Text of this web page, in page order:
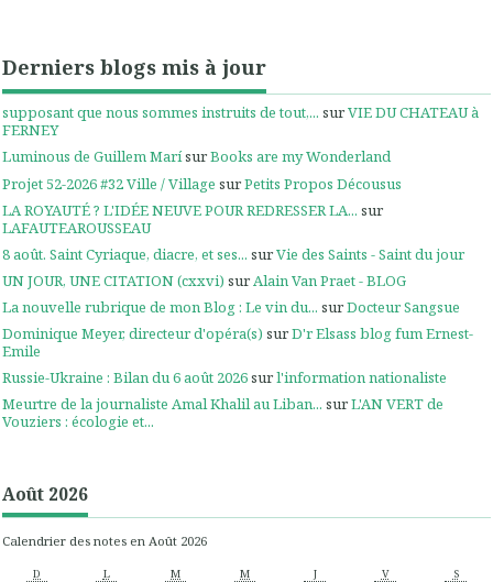
Derniers blogs mis à jour
supposant que nous sommes instruits de tout,... surVIE DU CHATEAU à
FERNEY
Luminous de Guillem MarísurBooks are my Wonderland
Projet 52-2026 #32 Ville / Village surPetits Propos Décousus
LA ROYAUTÉ ? L'IDÉE NEUVE POUR REDRESSER LA... sur
LAFAUTEAROUSSEAU
8 août. Saint Cyriaque, diacre, et ses... surVie des Saints - Saint du jour
UN JOUR, UNE CITATION (cxxvi) surAlain Van Praet - BLOG
La nouvelle rubrique de mon Blog : Le vin du... surDocteur Sangsue
Dominique Meyer, directeur d'opéra(s) surD'r Elsass blog fum Ernest-
Emile
Russie-Ukraine : Bilan du 6 août 2026surl'information nationaliste
Meurtre de la journaliste Amal Khalil au Liban... surL'AN VERT de
Vouziers : écologie et...
Août 2026
Calendrier des notes en Août 2026
D L M M J V S